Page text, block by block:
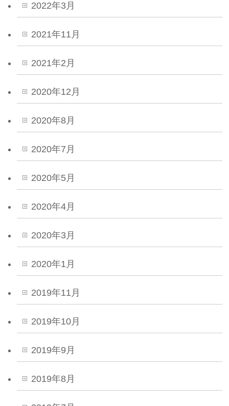
2022年3月
2021年11月
2021年2月
2020年12月
2020年8月
2020年7月
2020年5月
2020年4月
2020年3月
2020年1月
2019年11月
2019年10月
2019年9月
2019年8月